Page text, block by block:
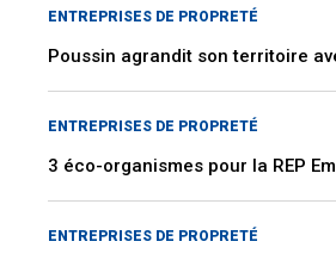
ENTREPRISES DE PROPRETÉ
Poussin agrandit son territoire
ENTREPRISES DE PROPRETÉ
3 éco-organismes pour la REP
ENTREPRISES DE PROPRETÉ